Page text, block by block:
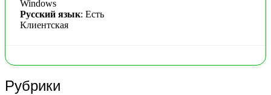
Windows
Русский язык: Есть
Клиентская
Рубрики